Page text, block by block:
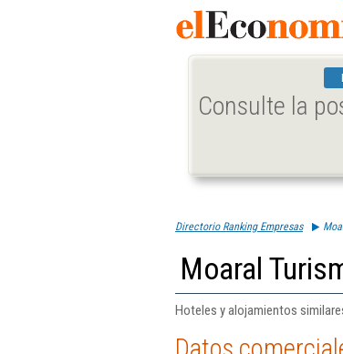
Consulte la
Directorio Ranking Empresas
Moaral
Hoteles y alojamientos